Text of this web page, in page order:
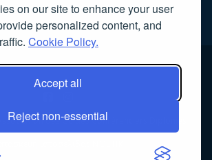
on our site to enhance your user
personalized content, and
Cookie Policy.
Accept all
Reject non-essential
des Guides Conférenciers Diplômés